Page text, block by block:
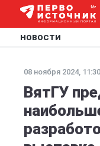
НОВОСТИ
08 ноября 2024, 11:30
ВятГУ